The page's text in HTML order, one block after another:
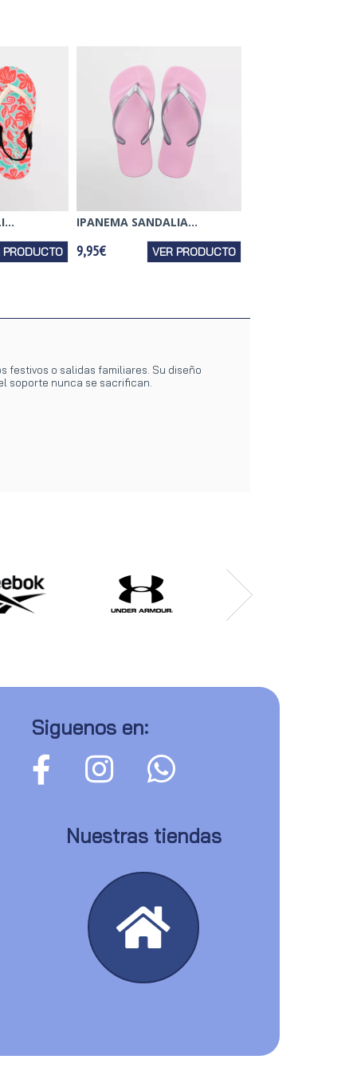
PRODUCTO
IPANEMA SANDALIA...
9,95€ VER PRODUCTO
festivos o salidas familiares. Su diseño
soporte nunca se sacrifican.
Siguenos en:
Nuestras tiendas